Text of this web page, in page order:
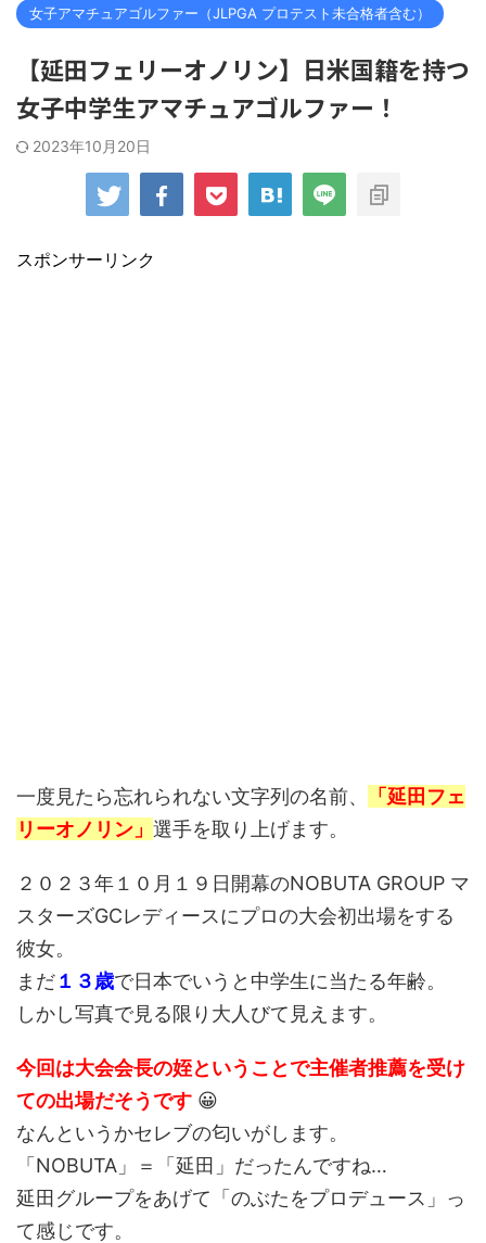
女子アマチュアゴルファー（JLPGA プロテスト未合格者含む）
【延田フェリーオノリン】日米国籍を持つ
女子中学生アマチュアゴルファー！
2023年10月20日
スポンサーリンク
一度見たら忘れられない文字列の名前、
「延田フェ
リーオノリン」 選手を取り上げます。
２０２３年１０月１９日開幕のNOBUTA GROUP マ
スターズGCレディースにプロの大会初出場をする
彼女。
まだ１３歳で日本でいうと中学生に当たる年齢。
しかし写真で見る限り大人びて見えます。
今回は大会会長の姪ということで主催者推薦を受け
ての出場だそうです 😀
なんというかセレブの匂いがします。
「NOBUTA」＝「延田」だったんですね…
延田グループをあげて「のぶたをプロデュース」っ
て感じです。